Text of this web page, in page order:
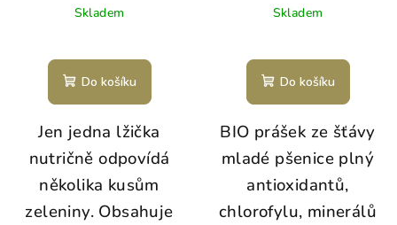
Skladem
Do košíku
Jen jedna lžička
nutričně odpovídá
několika kusům
zeleniny. Obsahuje
Skladem
Do košíku
BIO prášek ze šťávy
mladé pšenice plný
antioxidantů,
chlorofylu, minerálů